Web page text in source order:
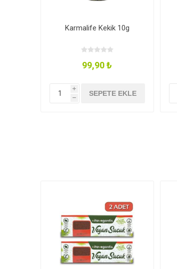
Karmalife Kekik 10g
99,90 ₺
i
h
SEPETE EKLE